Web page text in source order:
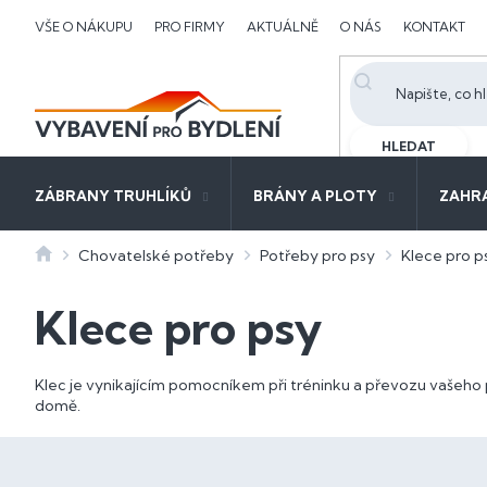
VŠE O NÁKUPU PRO FIRMY AKTUÁLNĚ O NÁS KONTAKT
HLEDAT
ZÁBRANY TRUHLÍKŮ BRÁNY A PLOTY
DomůChovatelské potřeby Potřeby pro psy Klece pro
Klece pro psy
Klec je vynikajícím pomocníkem při tréninku a převozu
domě.